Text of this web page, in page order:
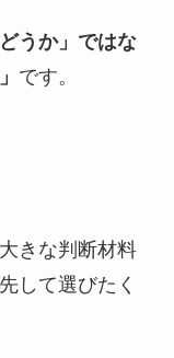
うか」ではな
です。
きな判断材料
して選びたく